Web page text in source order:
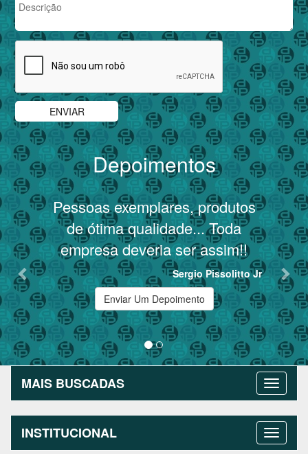
Depoimentos
Pessoas exemplares, produtos
de ótima qualidade... Toda
empresa deveria ser assim!!
Sergio Pissolitto Jr
Previous
Enviar Um Depoimento
MAIS BUSCADAS
INSTITUCIONAL